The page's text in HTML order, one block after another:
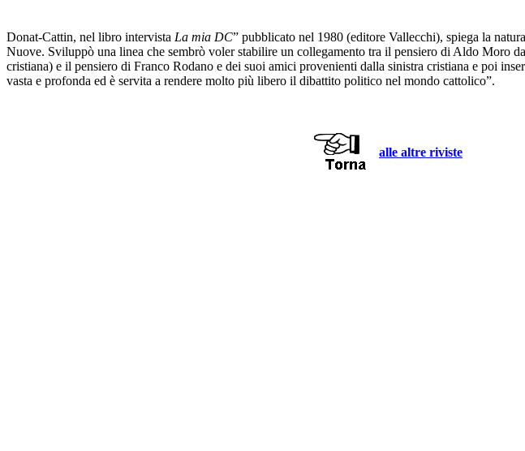
Donat-Cattin, nel libro intervista La mia DC” pubblicato nel 1980 (editore Vallecchi), spiega la
Nuove. Sviluppò una linea che sembrò voler stabilire un collegamento tra il pensiero di Aldo Moro
cristiana) e il pensiero di Franco Rodano e dei suoi amici provenienti dalla sinistra cristiana e poi
vasta e profonda ed è servita a rendere molto più libero il dibattito politico nel mondo cattolico”.
alle altre riviste